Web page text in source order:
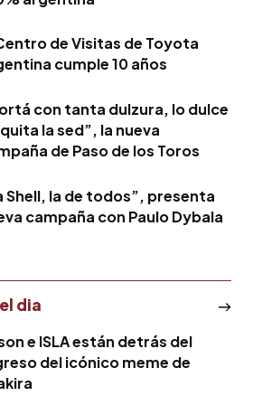
de Visitas de Toyota
cumple 10 años
con tanta dulzura, lo dulce
la sed”, la nueva
de Paso de los Toros
Shell, la de todos”, presenta
campaña con Paulo Dybala
dia
e ISLA están detrás del
del icónico meme de